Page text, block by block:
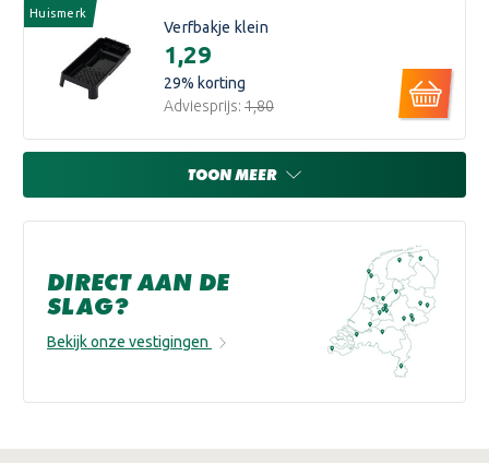
Huismerk
Verfbakje klein
€1,29
29% korting
Adviesprijs: €1,80
TOON MEER
DIRECT AAN DE
SLAG?
Bekijk onze vestigingen